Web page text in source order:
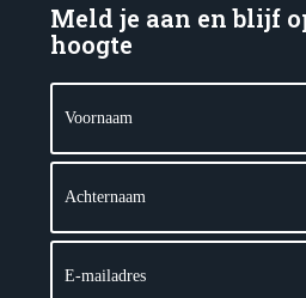
Meld je aan en blijf
hoogte